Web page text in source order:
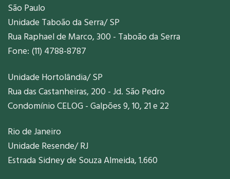
São Paulo
Unidade Taboão da Serra/ SP
Rua Raphael de Marco, 300 - Taboão da Serra
Fone: (11) 4788-8787
Unidade Hortolândia/ SP
Rua das Castanheiras, 200 - Jd. São Pedro
Condomínio CELOG - Galpões 9, 10, 21 e 22
Rio de Janeiro
Unidade Resende/ RJ
Estrada Sidney de Souza Almeida, 1.660